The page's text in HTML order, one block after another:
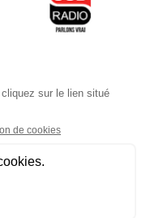
Olivier